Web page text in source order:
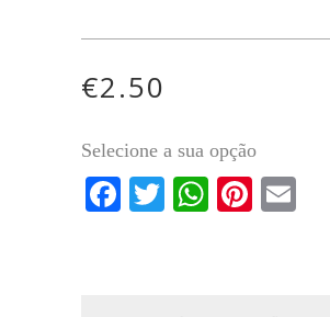
€2.50
Selecione a sua opção
Facebook
Twitter